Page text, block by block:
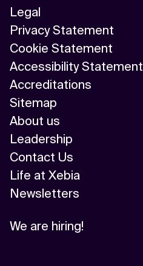
Legal
Privacy Statement
Cookie Statement
Accessibility Statement
Accreditations
Sitemap
About us
Leadership
Contact Us
Life at Xebia
Newsletters
We are hiring!